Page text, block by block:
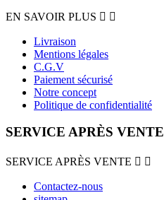
EN SAVOIR PLUS  
Livraison
Mentions légales
C.G.V
Paiement sécurisé
Notre concept
Politique de confidentialité
SERVICE APRÈS VENTE
SERVICE APRÈS VENTE  
Contactez-nous